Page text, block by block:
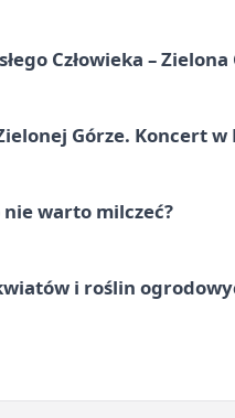
Człowieka – Zielona
Górze. Koncert
nie warto milczeć?
i roślin